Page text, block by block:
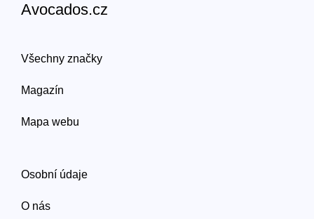
Avocados.cz
Všechny značky
Magazín
Mapa webu
Osobní údaje
O nás